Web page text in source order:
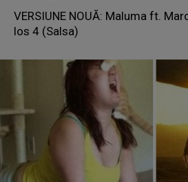
VERSIUNE NOUĂ: Maluma ft.
los 4 (Salsa)